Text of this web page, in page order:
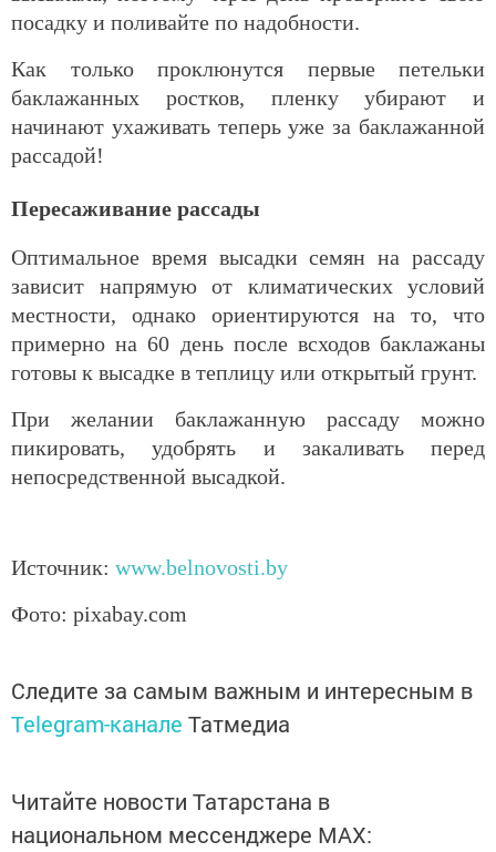
посадку и поливайте по надобности.
Как только проклюнутся первые петельки
баклажанных ростков, пленку убирают и
начинают ухаживать теперь уже за баклажанной
рассадой!
Пересаживание рассады
Оптимальное время высадки семян на рассаду
зависит напрямую от климатических условий
местности, однако ориентируются на то, что
примерно на 60 день после всходов баклажаны
готовы к высадке в теплицу или открытый грунт.
При желании баклажанную рассаду можно
пикировать, удобрять и закаливать перед
непосредственной высадкой.
Источник: www.belnovosti.by
Фото: pixabay.com
Следите за самым важным и интересным в
Telegram-канале Татмедиа
Читайте новости Татарстана в
национальном мессенджере MАХ: